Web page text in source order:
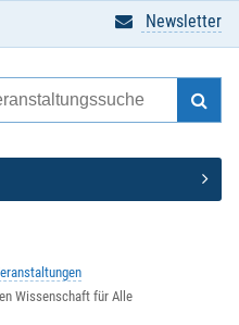
Newsletter
Wissenschaft für Alle